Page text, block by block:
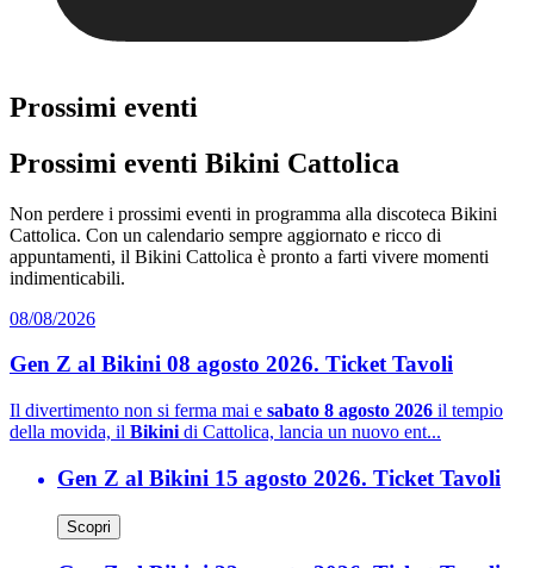
Prossimi eventi
Prossimi eventi Bikini Cattolica
Non perdere i prossimi eventi in programma alla discoteca Bikini
Cattolica. Con un calendario sempre aggiornato e ricco di
appuntamenti, il Bikini Cattolica è pronto a farti vivere momenti
indimenticabili.
08/08/2026
Gen Z al Bikini 08 agosto 2026. Ticket Tavoli
Il divertimento non si ferma mai e sabato 8 agosto 2026 il tempio
della movida, il Bikini di Cattolica, lancia un nuovo ent...
Gen Z al Bikini 15 agosto 2026. Ticket Tavoli
Scopri